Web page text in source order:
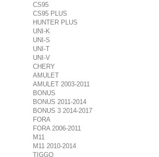
CS95
CS95 PLUS
HUNTER PLUS
UNI-K
UNI-S
UNI-T
UNI-V
CHERY
AMULET
AMULET 2003-2011
BONUS
BONUS 2011-2014
BONUS 3 2014-2017
FORA
FORA 2006-2011
M11
M11 2010-2014
TIGGO